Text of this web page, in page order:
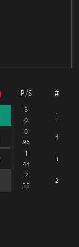
P/S #
3
0
1
0
96
4
1
44
3
2
38
2